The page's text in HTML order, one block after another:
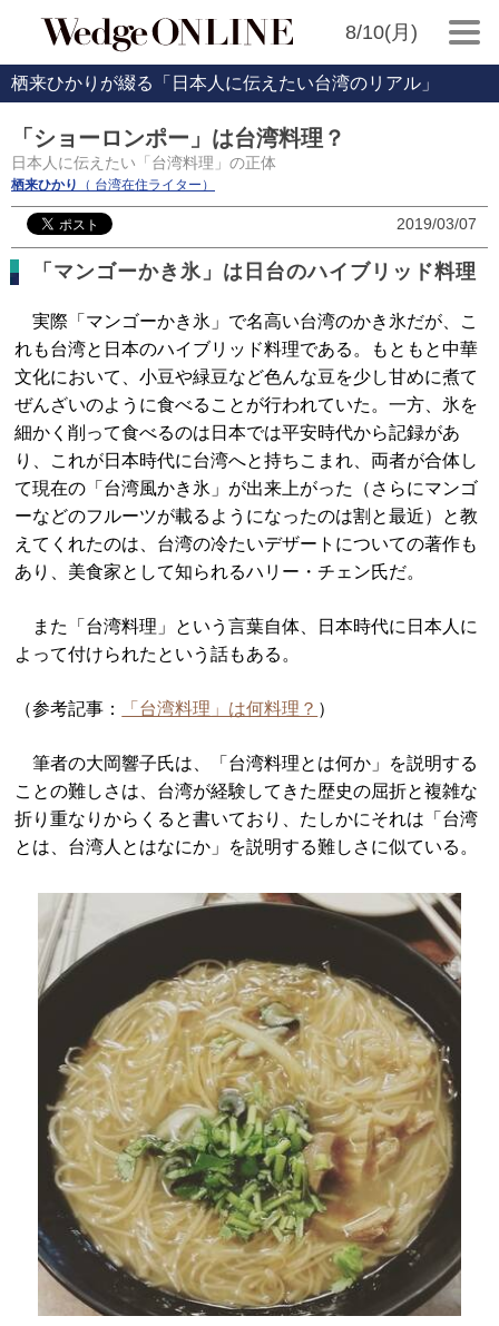
8/10(月)
栖来ひかりが綴る「日本人に伝えたい台湾のリアル」
「ショーロンポー」は台湾料理？
日本人に伝えたい「台湾料理」の正体
栖来ひかり （ 台湾在住ライター）
2019/03/07
「マンゴーかき氷」は日台のハイブリッド料理
実際「マンゴーかき氷」で名高い台湾のかき氷だが、こ
れも台湾と日本のハイブリッド料理である。もともと中華
文化において、小豆や緑豆など色んな豆を少し甘めに煮て
ぜんざいのように食べることが行われていた。一方、氷を
細かく削って食べるのは日本では平安時代から記録があ
り、これが日本時代に台湾へと持ちこまれ、両者が合体し
て現在の「台湾風かき氷」が出来上がった（さらにマンゴ
ーなどのフルーツが載るようになったのは割と最近）と教
えてくれたのは、台湾の冷たいデザートについての著作も
あり、美食家として知られるハリー・チェン氏だ。
また「台湾料理」という言葉自体、日本時代に日本人に
よって付けられたという話もある。
（参考記事： 「台湾料理」は何料理？ ）
筆者の大岡響子氏は、「台湾料理とは何か」を説明する
ことの難しさは、台湾が経験してきた歴史の屈折と複雑な
折り重なりからくると書いており、たしかにそれは「台湾
とは、台湾人とはなにか」を説明する難しさに似ている。